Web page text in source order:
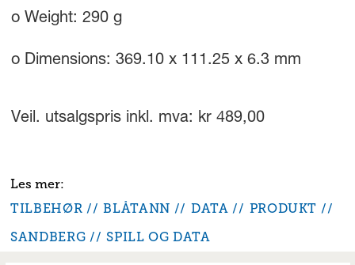
o Weight: 290 g
o Dimensions: 369.10 x 111.25 x 6.3 mm
Veil. utsalgspris inkl. mva: kr 489,00
TILBEHØR BLÅTANN DATA
PRODUKT
SANDBERG
SPILL OG DATA